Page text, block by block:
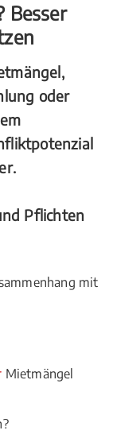
Besser
oder
Pflichten
mit
Mietmängel